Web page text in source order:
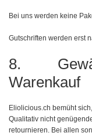
Bei uns werden keine
Gutschriften werden erst
8.
Warenkauf
Eliolicious.ch bemüht
Qualitativ nicht
retournieren. Bei allen